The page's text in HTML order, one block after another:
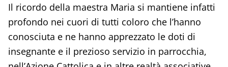
Il ricordo della maestra Maria si mantiene infatti
profondo nei cuori di tutti coloro che l’hanno
conosciuta e ne hanno apprezzato le doti di
insegnante e il prezioso servizio in parrocchia,